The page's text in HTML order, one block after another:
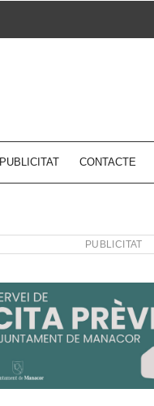
PUBLICITAT CONTACTE
PUBLICITAT